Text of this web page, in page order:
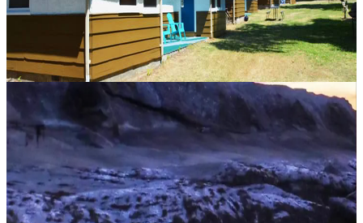
390,00 CA$
15 ottobre 2026 18:00
Naramata, Canada
Couples Alive: Fondazione
Ideato per le coppie che desiderano qualcosa di più dalla propria
relazione primaria, questo ritiro di 4 giorni offre uno spazio concreto
per andare oltre i modelli abituali e scoprire cosa può nascer...